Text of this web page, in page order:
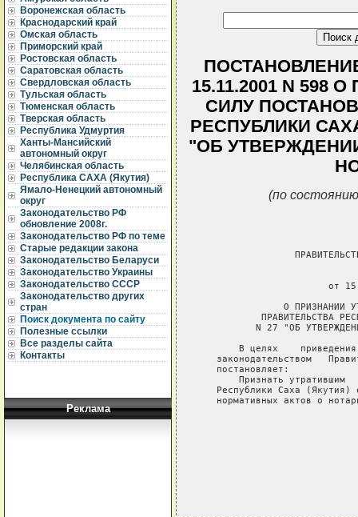
Воронежская область
Краснодарский край
Омская область
Приморский край
Ростовская область
Саратовская область
Свердловская область
Тульская область
Тюменская область
Тверская область
Республика Удмуртия
Ханты-Мансийский
автономный округ
Челябинская область
Республика САХА (Якутия)
Ямало-Ненецкий автономный
округ
Законодательство РФ
обновление 2008г.
Законодательство РФ по теме
Старые редакции закона
Законодательство Беларуси
Законодательство Украины
Законодательство СССР
Законодательство других
стран
Поиск документа по сайту
Полезные ссылки
Все разделы сайта
Контакты
Реклама
15.11.2001 N
СИЛУ
РЕСПУБЛИКИ
"ОБ
(по
от
О ПРИЗНАНИИ
ПРАВИТЕЛЬСТВА
N 27 "ОБ
В целях
законодательством
   постановляет:
Признать утратившим
Республики Саха (Якутия)
нормативных актов о